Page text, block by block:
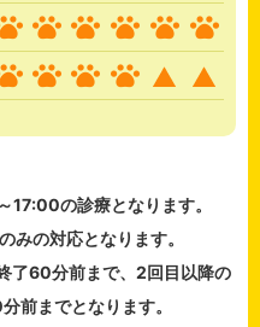
17:00の診療となります。
みの対応となります。
了60分前まで、2回目以降の
前までとなります。